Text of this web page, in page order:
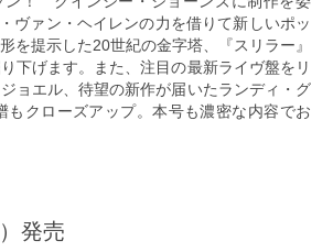
ヴァン・ヘイレンの力を借りて新しいポッ
を提示した20世紀の金字塔、『スリラー』
下げます。また、注目の最新ライヴ盤をリ
ョエル、待望の新作が届いたランディ・グ
もクローズアップ。本号も濃密な内容でお
発売